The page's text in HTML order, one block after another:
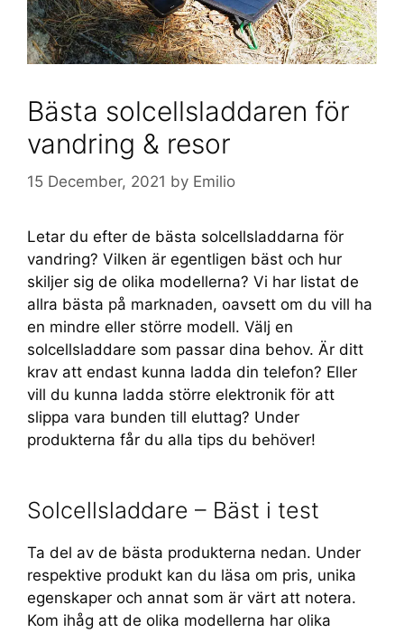
Bästa solcellsladdaren för
vandring & resor
15 December, 2021 by Emilio
Letar du efter de bästa solcellsladdarna för
vandring? Vilken är egentligen bäst och hur
skiljer sig de olika modellerna? Vi har listat de
allra bästa på marknaden, oavsett om du vill ha
en mindre eller större modell. Välj en
solcellsladdare som passar dina behov. Är ditt
krav att endast kunna ladda din telefon? Eller
vill du kunna ladda större elektronik för att
slippa vara bunden till eluttag? Under
produkterna får du alla tips du behöver!
Solcellsladdare – Bäst i test
Ta del av de bästa produkterna nedan. Under
respektive produkt kan du läsa om pris, unika
egenskaper och annat som är värt att notera.
Kom ihåg att de olika modellerna har olika